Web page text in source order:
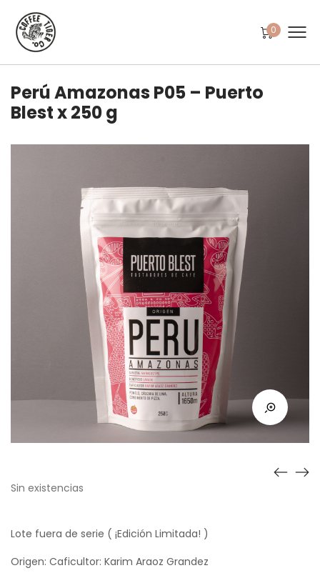
0
Perú Amazonas P05 – Puerto
Blest x 250 g
Sin existencias
Lote fuera de serie ( ¡Edición Limitada! )
Origen: Caficultor: Karim Araoz Grandez